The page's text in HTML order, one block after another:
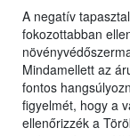
A negatív
fokozottabban
Mindamellett az
fontos
figyelmét, hogy a
ellenőrizzék a